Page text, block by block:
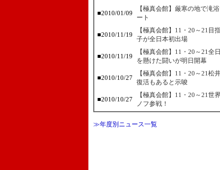
■2010/01/09
【極真会館】厳寒の地で滝
ート
■2010/11/19
【極真会館】11・20～21
子が全日本初出場
■2010/11/19
【極真会館】11・20～21
を懸けた闘いが明日開幕
■2010/10/27
【極真会館】11・20～21松
復活もあると示唆
■2010/10/27
【極真会館】11・20～21
ノフ参戦！
≫年度別ニュース一覧